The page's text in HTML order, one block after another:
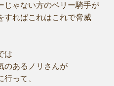
じゃない方のベリー騎手が
すればこれはこれで脅威
は
のあるノリさんが
行って、